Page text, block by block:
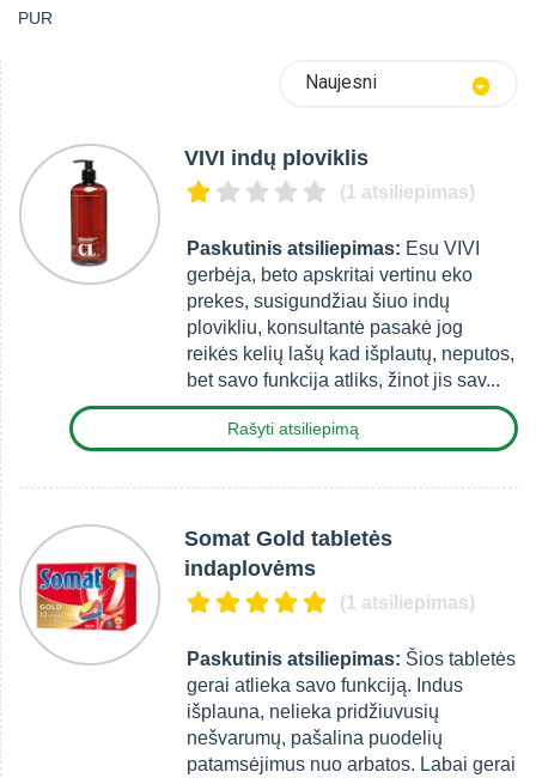
PUR
Naujesni
VIVI indų ploviklis
(1 atsiliepimas)
Paskutinis atsiliepimas: Esu VIVI
gerbėja, beto apskritai vertinu eko
prekes, susigundžiau šiuo indų
plovikliu, konsultantė pasakė jog
reikės kelių lašų kad išplautų, neputos,
bet savo funkcija atliks, žinot jis sav...
Rašyti atsiliepimą
Somat Gold tabletės
indaplovėms
(1 atsiliepimas)
Paskutinis atsiliepimas: Šios tabletės
gerai atlieka savo funkciją. Indus
išplauna, nelieka pridžiuvusių
nešvarumų, pašalina puodelių
patamsėjimus nuo arbatos. Labai gerai